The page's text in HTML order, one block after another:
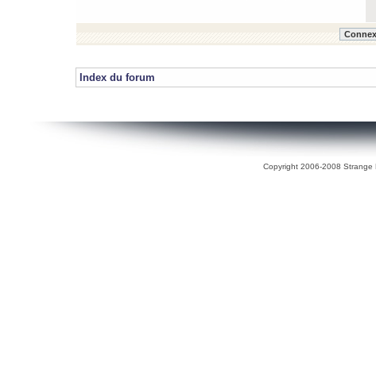
Index du forum
Copyright 2006-2008 Strange